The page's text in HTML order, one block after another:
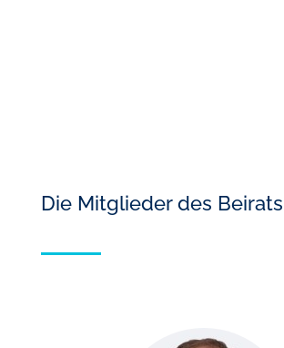
Die Mitglieder des Beirats